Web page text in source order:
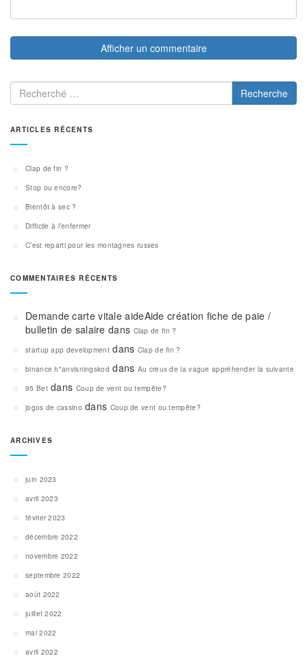
Recherche
ARTICLES RÉCENTS
Clap de fin ?
Stop ou encore?
Bientôt à sec ?
Difficile à l’enfermer
C’est reparti pour les montagnes russes
COMMENTAIRES RÉCENTS
Demande carte vitale aideAide création fiche de paie /
bulletin de salaire dans Clap de fin ?
startup app developmentdans Clap de fin ?
binance h"anvisningskod dans Au creux de la vague appréhender la suivante
95 Betdans Coup de vent ou tempête?
jogos de cassino dans Coup de vent ou tempête?
ARCHIVES
juin 2023
avril 2023
février 2023
décembre 2022
novembre 2022
septembre 2022
août 2022
juillet 2022
mai 2022
avril 2022